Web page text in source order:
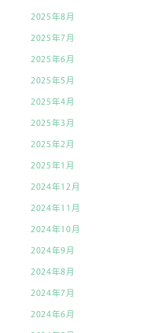
2025年8月
2025年7月
2025年6月
2025年5月
2025年4月
2025年3月
2025年2月
2025年1月
2024年12月
2024年11月
2024年10月
2024年9月
2024年8月
2024年7月
2024年6月